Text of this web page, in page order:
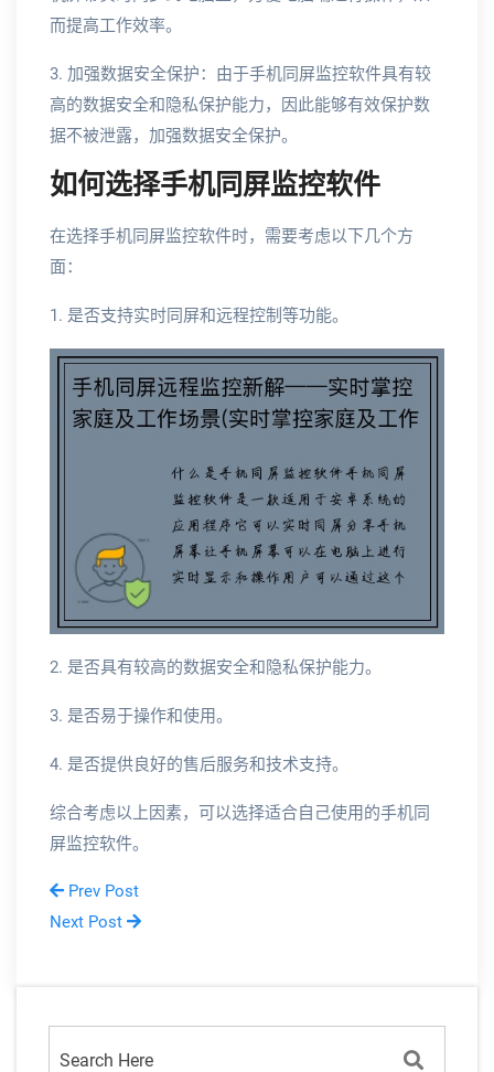
而提高工作效率。
3. 加强数据安全保护：由于手机同屏监控软件具有较
高的数据安全和隐私保护能力，因此能够有效保护数
据不被泄露，加强数据安全保护。
如何选择手机同屏监控软件
在选择手机同屏监控软件时，需要考虑以下几个方
面：
1. 是否支持实时同屏和远程控制等功能。
2. 是否具有较高的数据安全和隐私保护能力。
3. 是否易于操作和使用。
4. 是否提供良好的售后服务和技术支持。
综合考虑以上因素，可以选择适合自己使用的手机同
屏监控软件。
Prev Post
Next Post